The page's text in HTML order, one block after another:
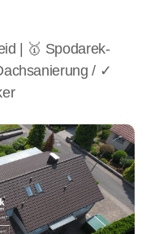
| 🥇 Spodarek-
/ ✓